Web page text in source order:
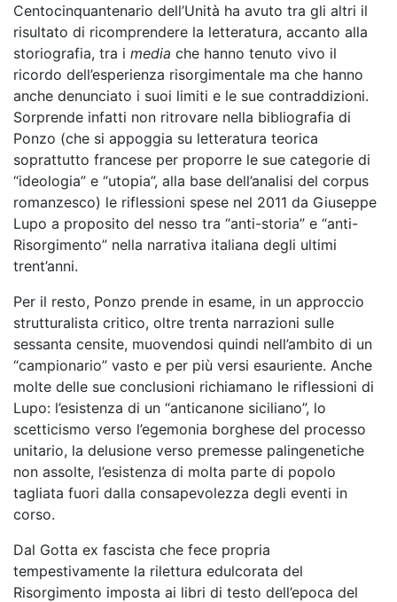
Centocinquantenario dell’Unità ha avuto tra gli altri il
risultato di ricomprendere la letteratura, accanto alla
storiografia, tra i media che hanno tenuto vivo il
ricordo dell’esperienza risorgimentale ma che hanno
anche denunciato i suoi limiti e le sue contraddizioni.
Sorprende infatti non ritrovare nella bibliografia di
Ponzo (che si appoggia su letteratura teorica
soprattutto francese per proporre le sue categorie di
“ideologia” e “utopia”, alla base dell’analisi del corpus
romanzesco) le riflessioni spese nel 2011 da Giuseppe
Lupo a proposito del nesso tra “anti-storia” e “anti-
Risorgimento” nella narrativa italiana degli ultimi
trent’anni.
Per il resto, Ponzo prende in esame, in un approccio
strutturalista critico, oltre trenta narrazioni sulle
sessanta censite, muovendosi quindi nell’ambito di un
“campionario” vasto e per più versi esauriente. Anche
molte delle sue conclusioni richiamano le riflessioni di
Lupo: l’esistenza di un “anticanone siciliano”, lo
scetticismo verso l’egemonia borghese del processo
unitario, la delusione verso premesse palingenetiche
non assolte, l’esistenza di molta parte di popolo
tagliata fuori dalla consapevolezza degli eventi in
corso.
Dal Gotta ex fascista che fece propria
tempestivamente la rilettura edulcorata del
Risorgimento imposta ai libri di testo dell’epoca del